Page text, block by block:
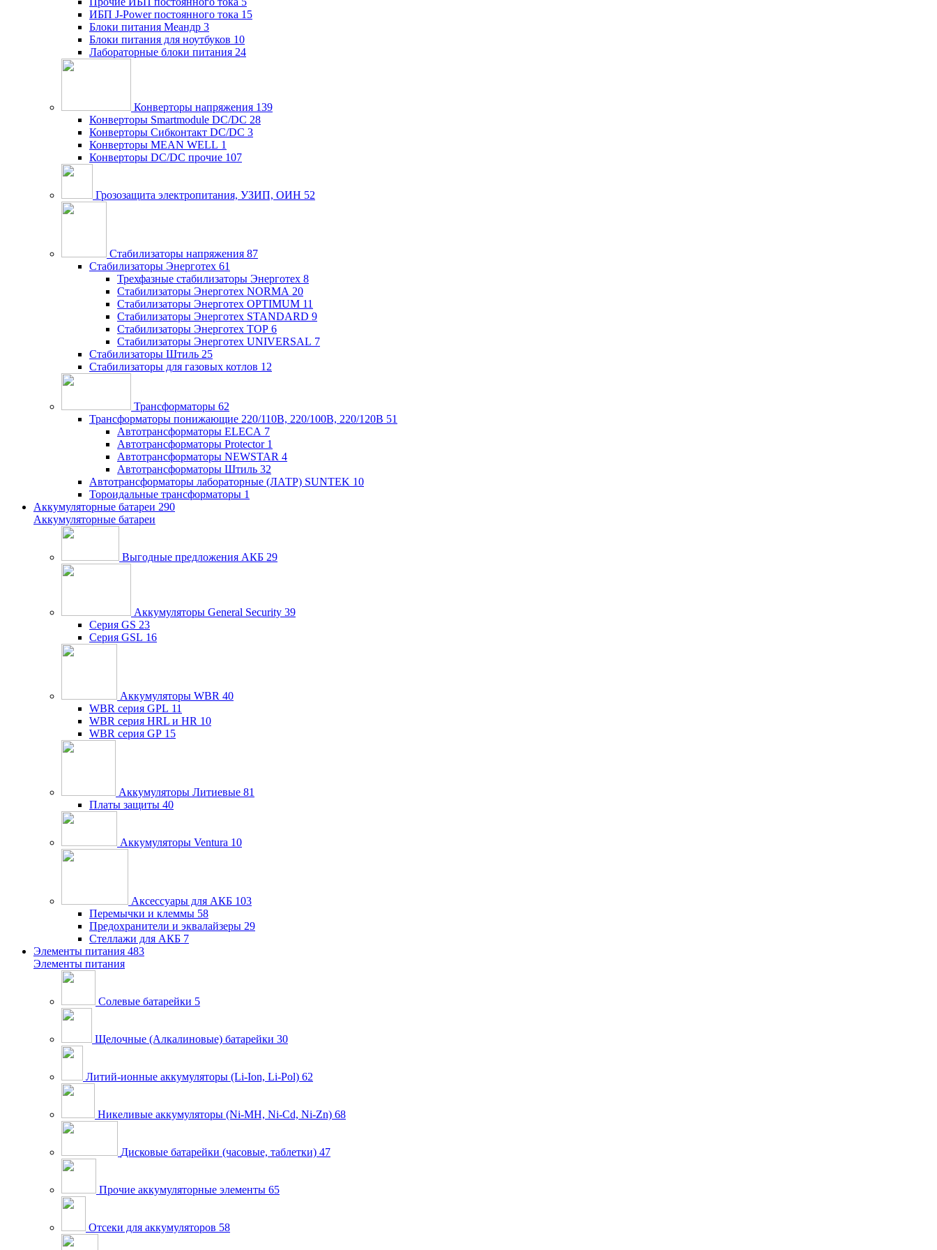
ИБП J-Power постоянного тока 15
Блоки питания Меандр 3
Блоки питания для ноутбуков 10
Лабораторные блоки питания 24
Конверторы напряжения 139
Конверторы Smartmodule DC/DC 28
Конверторы Сибконтакт DC/DC 3
Конверторы MEAN WELL 1
Конверторы DC/DC прочие 107
Грозозащита электропитания, УЗИП, ОИН 52
Стабилизаторы напряжения 87
Стабилизаторы Энерготех 61
Трехфазные стабилизаторы Энерготех 8
Стабилизаторы Энерготех NORMA 20
Стабилизаторы Энерготех OPTIMUM 11
Стабилизаторы Энерготех STANDARD 9
Стабилизаторы Энерготех TOP 6
Стабилизаторы Энерготех UNIVERSAL 7
Стабилизаторы Штиль 25
Стабилизаторы для газовых котлов 12
Трансформаторы 62
Трансформаторы понижающие 220/110В, 220/100В, 220/120В 51
Автотрансформаторы ELECA 7
Автотрансформаторы Protector 1
Автотрансформаторы NEWSTAR 4
Автотрансформаторы Штиль 32
Автотрансформаторы лабораторные (ЛАТР) SUNTEK 10
Тороидальные трансформаторы 1
Аккумуляторные батареи 290
Аккумуляторные батареи
Выгодные предложения АКБ 29
Аккумуляторы General Security 39
Серия GS 23
Серия GSL 16
Аккумуляторы WBR 40
WBR серия GPL 11
WBR серия HRL и HR 10
WBR серия GP 15
Аккумуляторы Литиевые 81
Платы защиты 40
Аккумуляторы Ventura 10
Аксессуары для АКБ 103
Перемычки и клеммы 58
Предохранители и эквалайзеры 29
Стеллажи для АКБ 7
Элементы питания 483
Элементы питания
Солевые батарейки 5
Щелочные (Алкалиновые) батарейки 30
Литий-ионные аккумуляторы (Li-Ion, Li-Pol) 62
Никеливые аккумуляторы (Ni-MH, Ni-Cd, Ni-Zn) 68
Дисковые батарейки (часовые, таблетки) 47
Прочие аккумуляторные элементы 65
Отсеки для аккумуляторов 58